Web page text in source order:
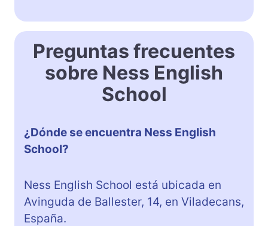
Preguntas frecuentes
sobre Ness English
School
¿Dónde se encuentra Ness English
School?
Ness English School está ubicada en
Avinguda de Ballester, 14, en Viladecans,
España.